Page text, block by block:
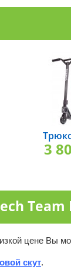
3
Team
цене Вы
скут.